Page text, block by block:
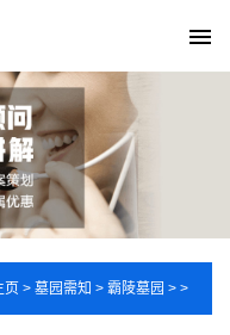
页 > 墓园需知 > 霸陵墓园 > >